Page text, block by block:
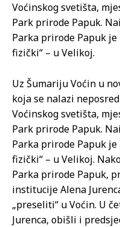
Voćinskog svetišta,
Park prirode Papuk.
Parka prirode Papuk je
fizički“ – u Velikoj.
Uz Šumariju Voćin u
koja se nalazi
Voćinskog svetišta,
Park prirode Papuk.
Parka prirode Papuk je
fizički“ – u Velikoj.
Parka prirode Papuk,
institucije Alena
„preseliti“ u Voćin. U
Jurenca, obišli i